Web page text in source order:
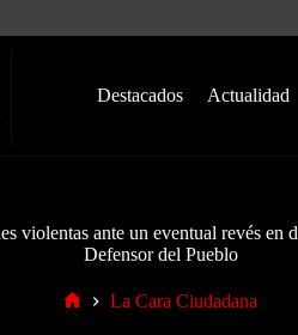
Destacados Actualidad
violentas ante un eventual revés en
Defensor del Pueblo
La Cara Ciudadana